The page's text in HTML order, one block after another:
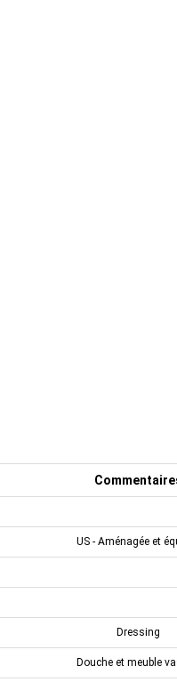
US - Aménagée et
Dressing
Douche et meuble